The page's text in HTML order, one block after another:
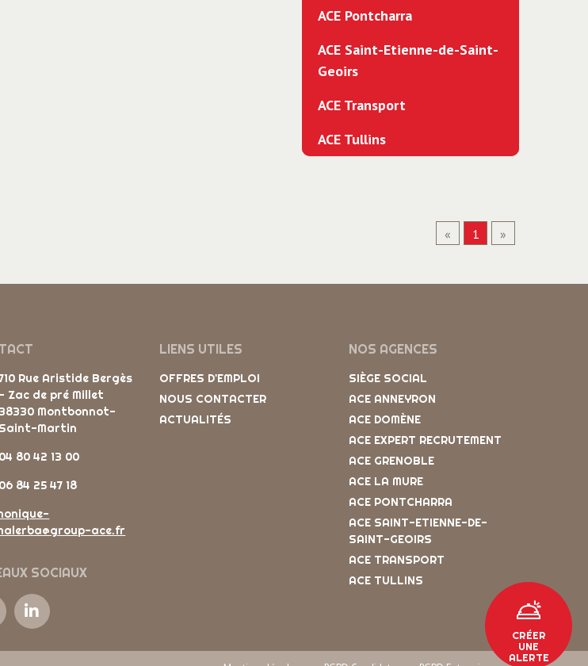
ACE Pontcharra
ACE Saint-Etienne-de-Saint-
Geoirs
ACE Transport
ACE Tullins
« 1 »
Rue Aristide Bergès
- Zac de pré Millet
38330 Montbonnot-
Saint-Martin
04 80 42 13 00
06 84 25 47 18
ace.fr
SOCIAUX
LIENS UTILES
OFFRES D'EMPLOI
NOUS CONTACTER
ACTUALITÉS
NOS AGENCES
SIÈGE SOCIAL
ACE ANNEYRON
ACE DOMÈNE
ACE EXPERT RECRUTEMENT
ACE GRENOBLE
ACE LA MURE
ACE PONTCHARRA
ACE SAINT-ETIENNE-DE-
SAINT-GEOIRS
ACE TRANSPORT
ACE TULLINS
CRÉER
UNE
ALERTE